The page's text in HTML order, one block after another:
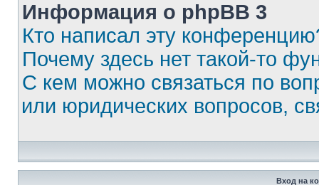
Информация о phpBB 3
Кто написал эту
Почему здесь нет такой-то
С кем можно связаться по
или юридических вопросов,
Вход на